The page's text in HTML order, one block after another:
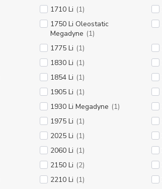
1710 Li (1)
1750 Li Oleostatic
Megadyne (1)
1775 Li (1)
1830 Li (1)
1854 Li (1)
1905 Li (1)
1930 Li Megadyne (1)
1975 Li (1)
2025 Li (1)
2060 Li (1)
2150 Li (2)
2210 Li (1)